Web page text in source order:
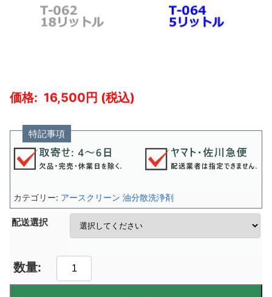
16,500
特記事項
配送選択
カテゴリー: アースクリーン 油分散洗浄剤